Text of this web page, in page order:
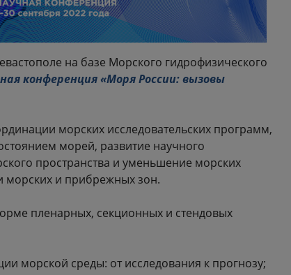
на базе Морского гидрофизического
конференция «Моря России: вызовы
морских исследовательских программ,
морей, развитие научного
пространства и уменьшение морских
морских и прибрежных зон.
пленарных, секционных и стендовых
морской среды: от исследования к прогнозу;